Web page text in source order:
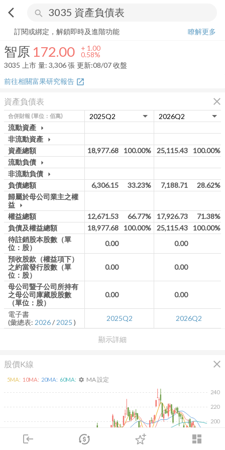
arrow_back_ios search
login dashboard
市場 登入
智原 172.00 +0.58%
訂閱或綁定，解鎖即時及進階功能
瞭解更多
智原 172.00 + 1.00
0.58%
3035
上市 量: 3,306張 更新:08/07 收盤
前往相關富果研究報告 open_in_new
資產負債表 close
顯示詳細
合併財報 (單位：佰萬)
流動資產 arrow_drop_down
非流動資產 arrow_drop_down
資產總額 18,977.68 100.00% 25,115.43
100.00%
流動負債 arrow_drop_down
非流動負債 arrow_drop_down
負債總額 6,306.15 33.23% 7,188.71
28.62%
歸屬於母公司業主之權
益 arrow_drop_down
權益總額 12,671.53 66.77% 17,926.73
71.38%
負債及權益總額
18,977.68 100.00% 25,115.43
100.00%
待註銷股本股數（單
位：股）
0.00
0.00
預收股款（權益項下）
之約當發行股數（單
位：股）
0.00 0.00
母公司暨子公司所持有
之母公司庫藏股股數
（單位：股）
0.00 0.00
電子書
(彙總表: 2026/ 2025 ) 2025Q2 2026Q2
股價K線 close
200
220
240
5MA: 10MA: 20MA: 60MA: settings MA 設定